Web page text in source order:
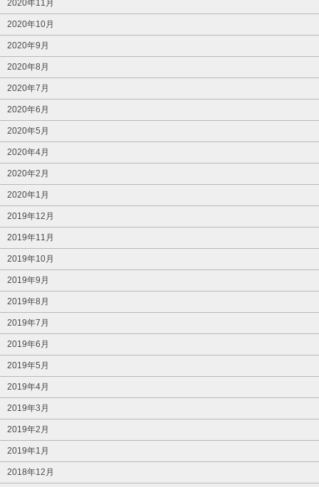
2020年11月
2020年10月
2020年9月
2020年8月
2020年7月
2020年6月
2020年5月
2020年4月
2020年2月
2020年1月
2019年12月
2019年11月
2019年10月
2019年9月
2019年8月
2019年7月
2019年6月
2019年5月
2019年4月
2019年3月
2019年2月
2019年1月
2018年12月